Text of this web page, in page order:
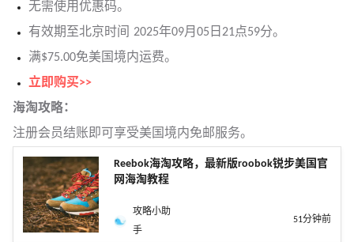
无需使用优惠码。
有效期至北京时间 2025年09月05日21点59分。
满$75.00免美国境内运费。
立即购买>>
海淘攻略：
注册会员结账即可享受美国境内免邮服务。
Reebok海淘攻略，最新版roobok锐步美国官
网海淘教程
攻略小助
手
51分钟前